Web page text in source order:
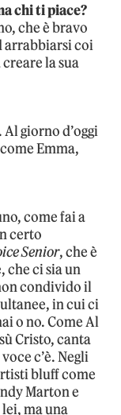
chi ti piace?
che è bravo
arrabbiarsi coi
la sua
giorno d’oggi
Emma,
come fai a
certo
Senior, che è
che ci sia un
condivido il
in cui ci
o no. Come Al
Cristo, canta
c’è. Negli
bluff come
Marton e
ma una